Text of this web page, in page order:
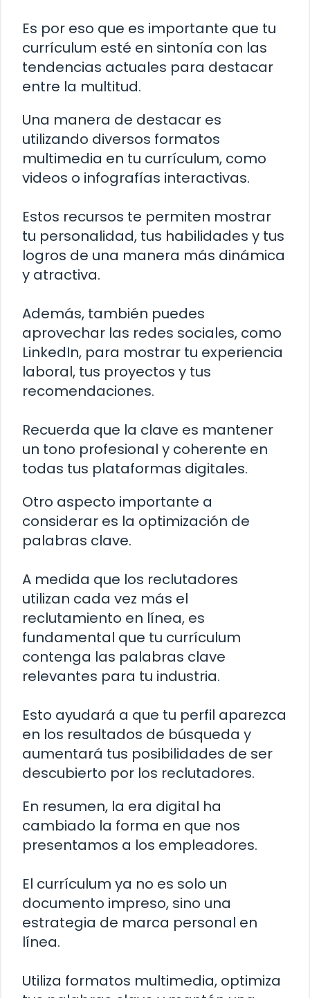
Es por eso que es importante que tu
currículum esté en sintonía con las
tendencias actuales para destacar
entre la multitud.
Una manera de destacar es
utilizando diversos formatos
multimedia en tu currículum, como
videos o infografías interactivas.
Estos recursos te permiten mostrar
tu personalidad, tus habilidades y tus
logros de una manera más dinámica
y atractiva.
Además, también puedes
aprovechar las redes sociales, como
LinkedIn, para mostrar tu experiencia
laboral, tus proyectos y tus
recomendaciones.
Recuerda que la clave es mantener
un tono profesional y coherente en
todas tus plataformas digitales.
Otro aspecto importante a
considerar es la optimización de
palabras clave.
A medida que los reclutadores
utilizan cada vez más el
reclutamiento en línea, es
fundamental que tu currículum
contenga las palabras clave
relevantes para tu industria.
Esto ayudará a que tu perfil aparezca
en los resultados de búsqueda y
aumentará tus posibilidades de ser
descubierto por los reclutadores.
En resumen, la era digital ha
cambiado la forma en que nos
presentamos a los empleadores.
El currículum ya no es solo un
documento impreso, sino una
estrategia de marca personal en
línea.
Utiliza formatos multimedia, optimiza